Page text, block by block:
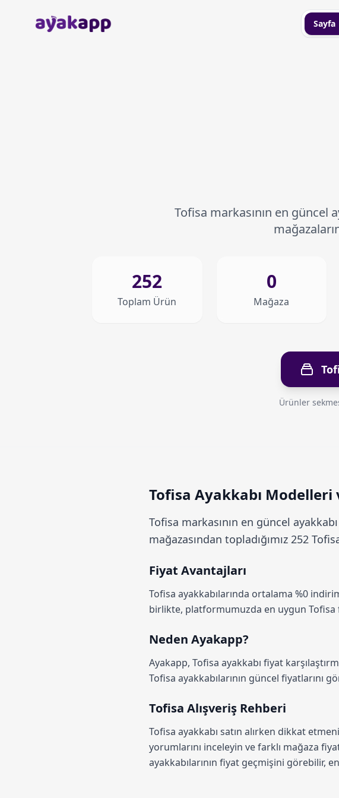
Anasayfa Sayfa
Tofisa markasının en güncel
252
Toplam Ürün
0
Mağaza
Ürünler
Tofisa Ayakkabı Modelleri
Tofisa markasının en güncel
mağazasından topladığımız 252
Fiyat Avantajları
Tofisa ayakkabılarında ortalama %0
birlikte, platformumuzda en uygun Tofisa
Neden Ayakapp?
Ayakapp, Tofisa ayakkabı fiyat
Tofisa ayakkabılarının güncel
Tofisa Alışveriş Rehberi
Tofisa ayakkabı satın alırken dikkat
yorumlarını inceleyin ve farklı mağaza
ayakkabılarının fiyat geçmişini görebilir,